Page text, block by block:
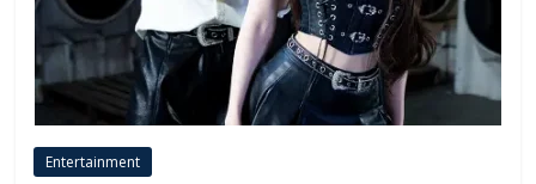
Entertainment